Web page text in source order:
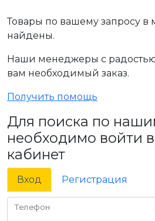
Товары по вашему запросу в
найдены.
Наши менеджеры с
вам необходимый заказ.
Получить помощь
Для поиска по
необходимо войти
кабинет
Вход Регистрация
Телефон